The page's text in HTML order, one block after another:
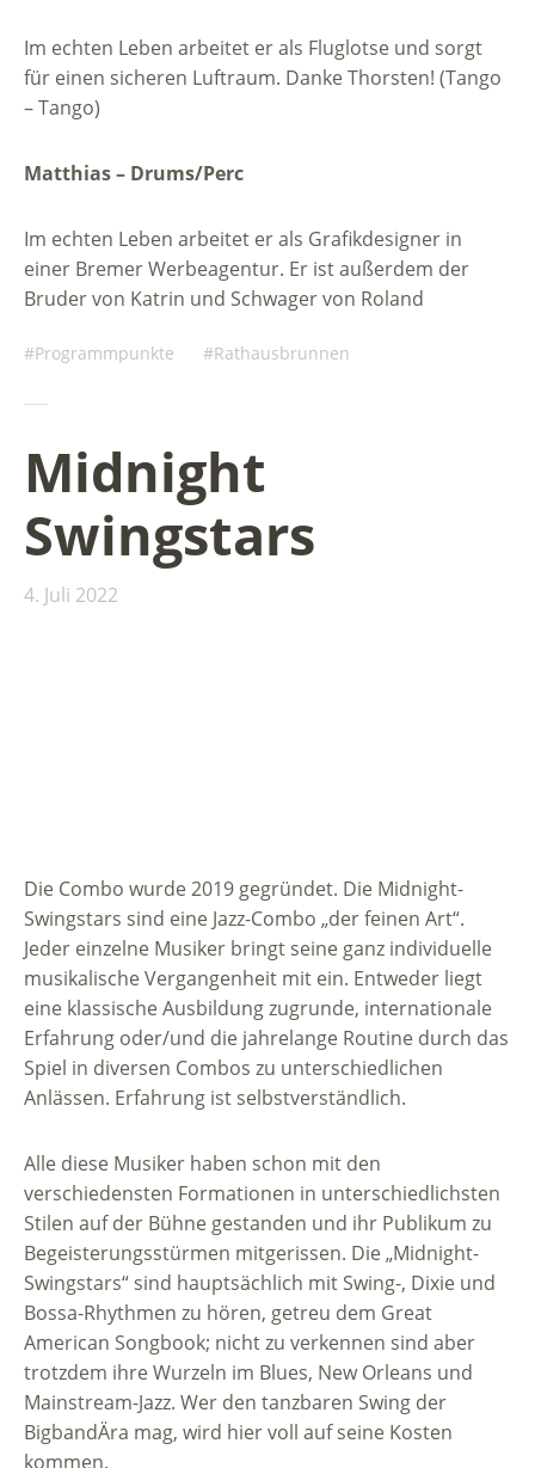
Im echten Leben arbeitet er als Fluglotse und sorgt
für einen sicheren Luftraum. Danke Thorsten! (Tango
– Tango)
Matthias – Drums/Perc
Im echten Leben arbeitet er als Grafikdesigner in
einer Bremer Werbeagentur. Er ist außerdem der
Bruder von Katrin und Schwager von Roland
Programmpunkte Rathausbrunnen
Midnight
Swingstars
4. Juli 2022
Die Combo wurde 2019 gegründet. Die Midnight-
Swingstars sind eine Jazz-Combo „der feinen Art“.
Jeder einzelne Musiker bringt seine ganz individuelle
musikalische Vergangenheit mit ein. Entweder liegt
eine klassische Ausbildung zugrunde, internationale
Erfahrung oder/und die jahrelange Routine durch das
Spiel in diversen Combos zu unterschiedlichen
Anlässen. Erfahrung ist selbstverständlich.
Alle diese Musiker haben schon mit den
verschiedensten Formationen in unterschiedlichsten
Stilen auf der Bühne gestanden und ihr Publikum zu
Begeisterungsstürmen mitgerissen. Die „Midnight-
Swingstars“ sind hauptsächlich mit Swing-, Dixie und
Bossa-Rhythmen zu hören, getreu dem Great
American Songbook; nicht zu verkennen sind aber
trotzdem ihre Wurzeln im Blues, New Orleans und
Mainstream-Jazz. Wer den tanzbaren Swing der
BigbandÄra mag, wird hier voll auf seine Kosten
kommen.